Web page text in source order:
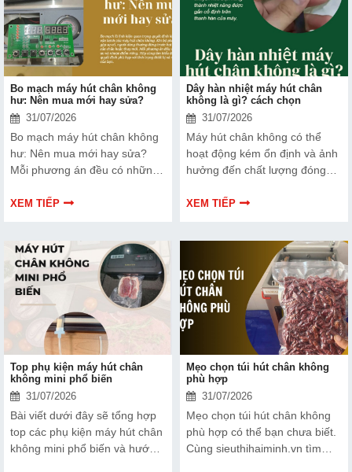
ra lựa chọn phù hợp, hiệu quả
hơn nhé!
Bo mạch máy hút chân không
hư: Nên mua mới hay sửa?
31/07/2026
Bo mạch máy hút chân không
hư: Nên mua mới hay sửa?
Mỗi phương án đều có những
cùng tìm hiểu để đưa ra quyết
XEM TIẾP
Dây hàn nhiệt máy hút chân
không là gì? cách chọn
31/07/2026
Máy hút chân không có thể
hoạt động kém ổn định và ảnh
hưởng đến chất lượng đóng
Bài viết dưới đây sẽ giúp bạn
XEM TIẾP
Top phụ kiện máy hút chân
không mini phổ biến
31/07/2026
Bài viết dưới đây sẽ tổng hợp
top các phụ kiện máy hút chân
không mini phổ biến và hướng
Mẹo chọn túi hút chân không
phù hợp
31/07/2026
Mẹo chọn túi hút chân không
phù hợp có thể bạn chưa biết.
Cùng sieuthihaiminh.vn tìm